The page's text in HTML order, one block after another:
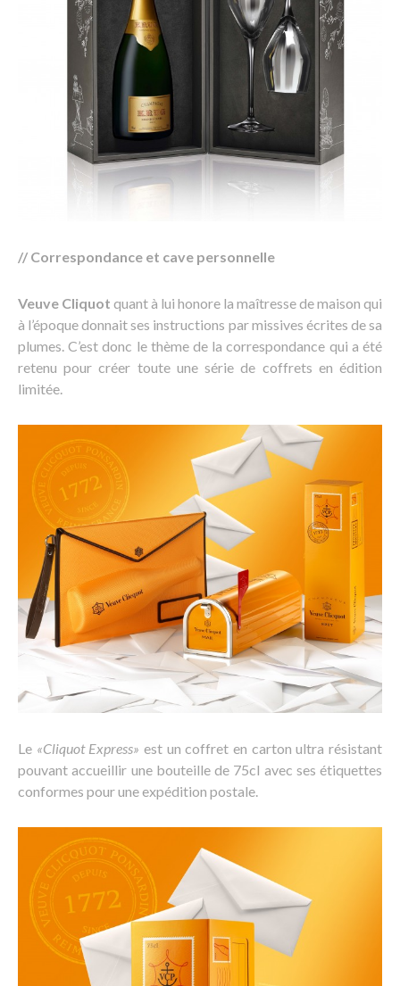
// Correspondance et cave personnelle
Veuve Cliquot quant à lui honore la maîtresse de maison qui
à l’époque donnait ses instructions par missives écrites de sa
plumes. C’est donc le thème de la correspondance qui a été
retenu pour créer toute une série de coffrets en édition
limitée.
Le «Cliquot Express» est un coffret en carton ultra résistant
pouvant accueillir une bouteille de 75cl avec ses étiquettes
conformes pour une expédition postale.